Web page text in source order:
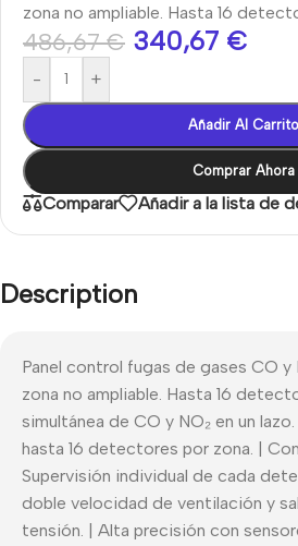
zona no ampliable. Hasta 16
486,67€ 340,67 €
- +
Añadir Al Carrito
Comprar Ahora
Comparar Añadir a la lista de
Description
Panel control fugas de gases CO y
zona no ampliable. Hasta 16
simultánea de CO y NO₂ en un
hasta 16 detectores por zona. |
Supervisión individual de cada
doble velocidad de ventilación y
tensión. | Alta precisión con